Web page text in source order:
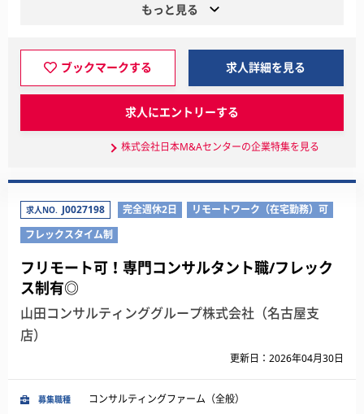
もっと見る
ブックマークする 求人詳細を見る
求人にエントリーする
株式会社日本M&Aセンターの企業特集を見る
求人NO. J0027198 完全週休2日
リモートワーク（在宅勤務）可
フレックスタイム制
フリモート可！専門コンサルタント職/フレック
ス制有◎
山田コンサルティンググループ株式会社（名古屋支
店）
更新日：2026年04月30日
募集職種 コンサルティングファーム（全般）